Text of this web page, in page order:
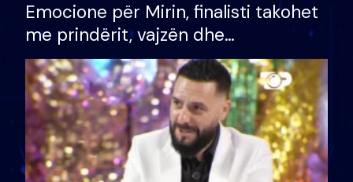
Emocione për Mirin, finalisti takohet
me prindërit, vajzën dhe
bashkëshorten: S’kemi ndonjë letër
divorci apo jo?